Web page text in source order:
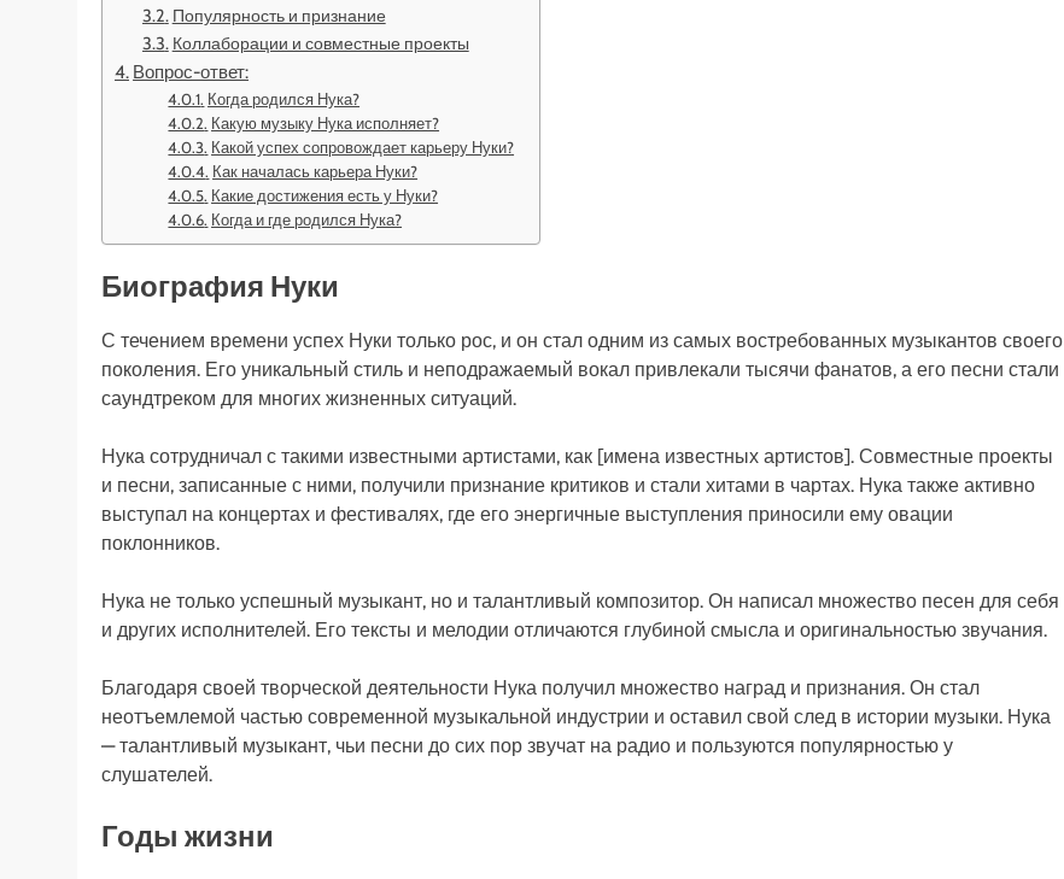
Популярность и признание
Коллаборации и совместные проекты
Вопрос-ответ:
Когда родился Нука?
Какую музыку Нука исполняет?
Какой успех сопровождает карьеру Нуки?
Как началась карьера Нуки?
Какие достижения есть у Нуки?
Когда и где родился Нука?
Биография Нуки
С течением времени успех Нуки только рос, и он стал одним из самых востребованных музыкантов своего
поколения. Его уникальный стиль и неподражаемый вокал привлекали тысячи фанатов, а его песни стали
саундтреком для многих жизненных ситуаций.
Нука сотрудничал с такими известными артистами, как [имена известных артистов]. Совместные проекты
и песни, записанные с ними, получили признание критиков и стали хитами в чартах. Нука также активно
выступал на концертах и фестивалях, где его энергичные выступления приносили ему овации
поклонников.
Нука не только успешный музыкант, но и талантливый композитор. Он написал множество песен для себя
и других исполнителей. Его тексты и мелодии отличаются глубиной смысла и оригинальностью звучания.
Благодаря своей творческой деятельности Нука получил множество наград и признания. Он стал
неотъемлемой частью современной музыкальной индустрии и оставил свой след в истории музыки. Нука
— талантливый музыкант, чьи песни до сих пор звучат на радио и пользуются популярностью у
слушателей.
Годы жизни